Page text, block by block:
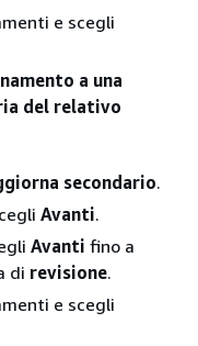
e scegli
a una
del relativo
secondario.
Avanti.
Avanti fino a
di revisione.
e scegli